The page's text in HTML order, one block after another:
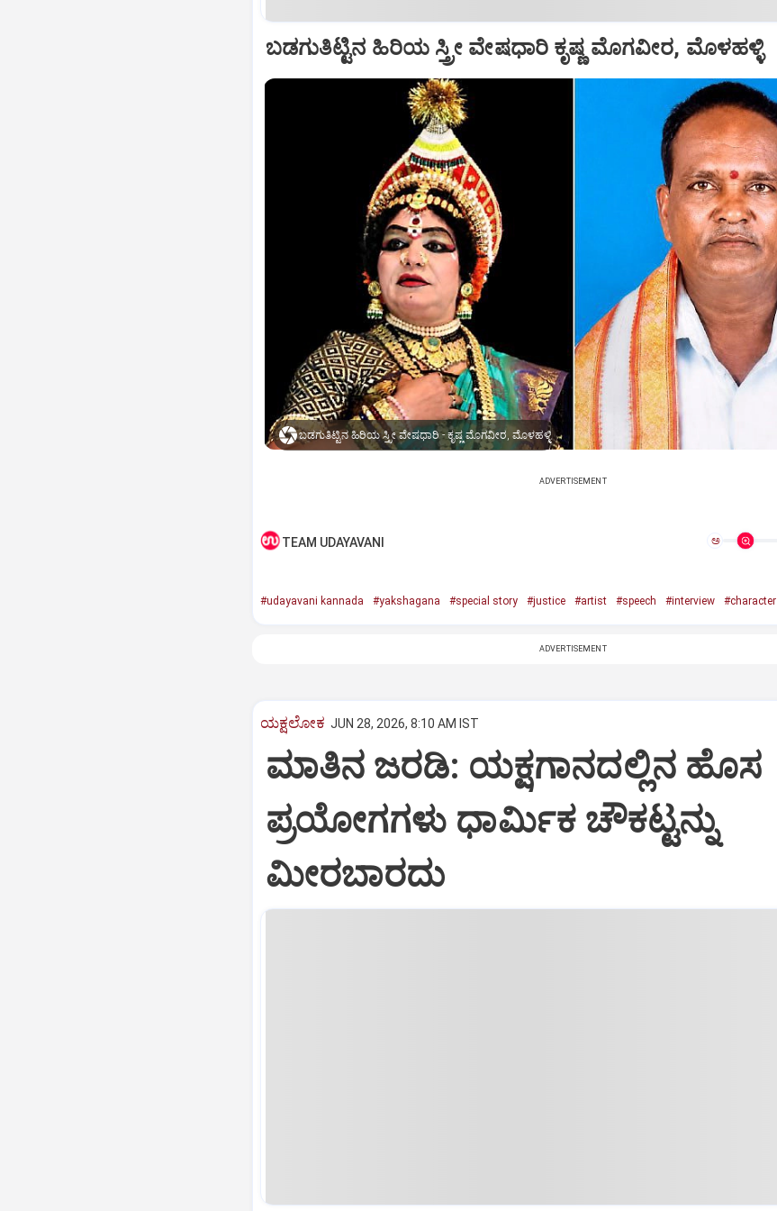
ಬಡಗುತಿಟ್ಟಿನ ಹಿರಿಯ ಸ್ತ್ರೀ ವೇಷಧಾರಿ ಕೃಷ್ಣ ಮೊಗವೀರ, ಮೊಳಹಳ್ಳಿ
ಬಡಗುತಿಟ್ಟಿನ ಹಿರಿಯ ಸ್ತ್ರೀ ವೇಷಧಾರಿ - ಕೃಷ್ಣ ಮೊಗವೀರ, ಮೊಳಹಳ್ಳಿ
ADVERTISEMENT
TEAM UDAYAVANI ಅ
#udayavani kannada #yakshagana #special story #justice #artist #speech #interview #character
ADVERTISEMENT
ಯಕ್ಷಲೋಕ JUN 28, 2026, 8:10 AM IST
ಮಾತಿನ ಜರಡಿ: ಯಕ್ಷಗಾನದಲ್ಲಿನ ಹೊಸ
ಪ್ರಯೋಗಗಳು ಧಾರ್ಮಿಕ ಚೌಕಟ್ಟನ್ನು
ಮೀರಬಾರದು